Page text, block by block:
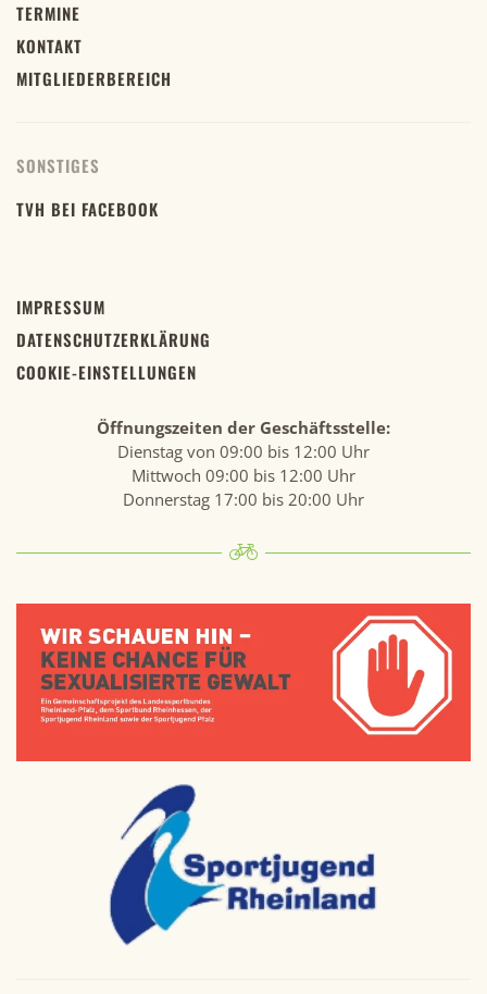
TERMINE
KONTAKT
MITGLIEDERBEREICH
SONSTIGES
TVH BEI FACEBOOK
IMPRESSUM
DATENSCHUTZERKLÄRUNG
COOKIE-EINSTELLUNGEN
Öffnungszeiten der Geschäftsstelle:
Dienstag von 09:00 bis 12:00 Uhr
Mittwoch 09:00 bis 12:00 Uhr
Donnerstag 17:00 bis 20:00 Uhr